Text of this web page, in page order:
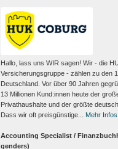
Hallo, lass uns WIR sagen! Wir - die
Versicherungsgruppe - zählen zu den
Deutschland. Vor über 90 Jahren
13 Millionen Kund:innen heute der
Privathaushalte und der größte
Dass wir oft preisgünstige...
Mehr Infos
Accounting Specialist /
genders)